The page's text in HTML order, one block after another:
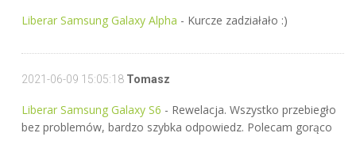
Liberar Samsung Galaxy Alpha - Kurcze zadziałało :)
2021-06-09 15:05:18 Tomasz
Liberar Samsung Galaxy S6 - Rewelacja. Wszystko przebiegło
bez problemów, bardzo szybka odpowiedz. Polecam gorąco